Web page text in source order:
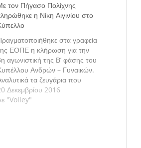
τον Πήγασο Πολίχνης
η Νίκη Αιγινίου στο
στα γραφεία
ΕΟΠΕ η κλήρωση για την
αγωνιστική της Β’ φάσης του
Ανδρών – Γυναικών.
τα ζευγάρια που
είναι τα εξής:
Γυναικών ΑΠΣ Φθία -
Δεκεμβρίου 2016
"Volley"